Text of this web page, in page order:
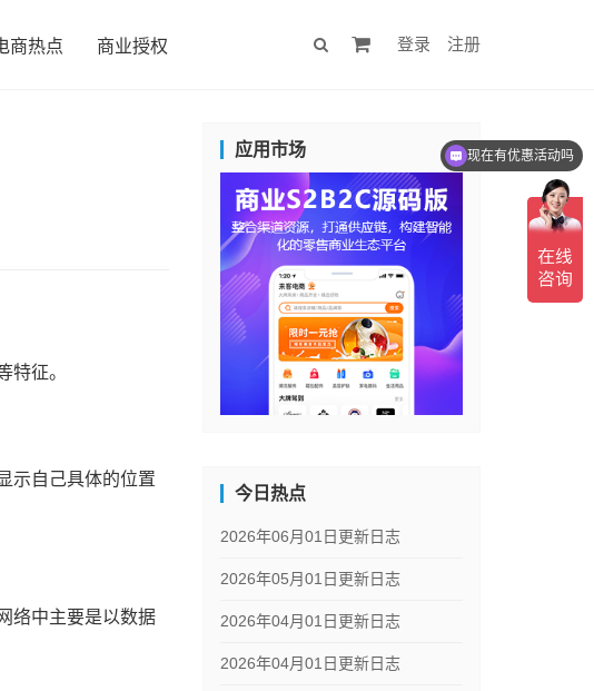
商热点 商业授权 登录 注册
特征。
示自己具体的位置
络中主要是以数据
应用市场
今日热点
2026年06月01日更新日志
2026年05月01日更新日志
2026年04月01日更新日志
2026年04月01日更新日志
现在有优惠活动吗